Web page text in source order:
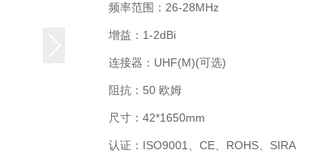
频率范围：26-28MHz
增益：1-2dBi
连接器：UHF(M)(可选)
阻抗：50 欧姆
尺寸：42*1650mm
认证：ISO9001、CE、ROHS、SIRA